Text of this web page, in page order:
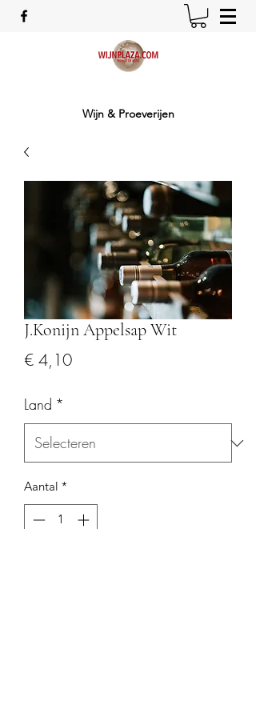
Wijn & Proeverijen
J.Konijn Appelsap Wit
€ 4,10Prijs
Land *
Aantal *